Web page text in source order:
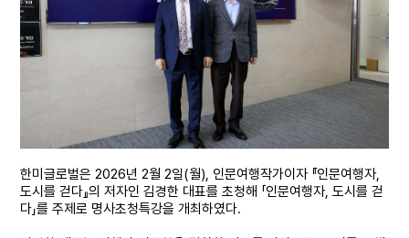
한미글로벌은 2026년 2월 2일(월), 인문여행작가이자 『인문여행자,
도시를 걷다』의 저자인 김경한 대표를 초청해 「인문여행자, 도시를 걷
다」를 주제로 명사초청특강을 개최하였다.